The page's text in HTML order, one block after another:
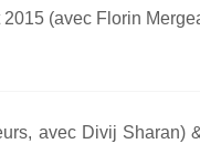
(avec Florin
avec Divij Sharan)